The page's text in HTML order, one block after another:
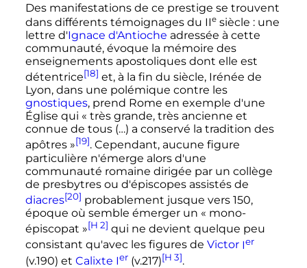
Des manifestations de ce prestige se trouvent
dans différents témoignages du IIe siècle : une
lettre d'Ignace d'Antioche adressée à cette
communauté, évoque la mémoire des
enseignements apostoliques dont elle est
détentrice[18] et, à la fin du siècle, Irénée de
Lyon, dans une polémique contre les
gnostiques, prend Rome en exemple d'une
Église qui « très grande, très ancienne et
connue de tous (…) a conservé la tradition des
apôtres »[19]. Cependant, aucune figure
particulière n'émerge alors d'une
communauté romaine dirigée par un collège
de presbytres ou d'épiscopes assistés de
diacres[20] probablement jusque vers 150,
époque où semble émerger un « mono-
épiscopat »[H 2] qui ne devient quelque peu
consistant qu'avec les figures de Victor Ier
(v.190) et Calixte Ier(v.217)[H 3].